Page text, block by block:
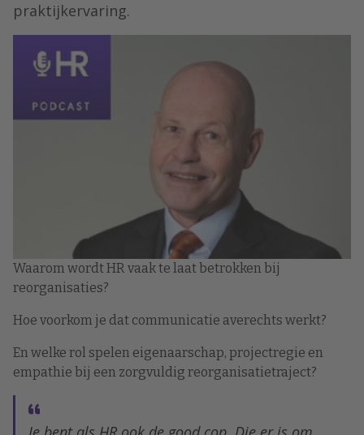
praktijkervaring.
Waarom wordt HR vaak te laat betrokken bij
reorganisaties?
Hoe voorkom je dat communicatie averechts werkt?
En welke rol spelen eigenaarschap, projectregie en
empathie bij een zorgvuldig reorganisatietraject?